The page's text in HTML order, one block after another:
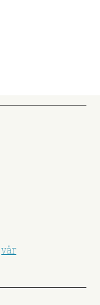
vår